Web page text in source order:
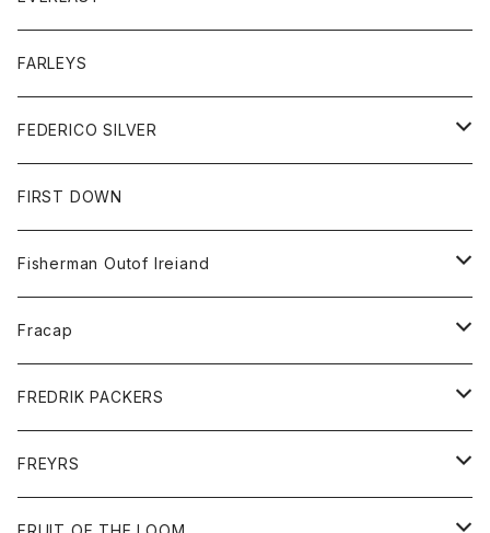
シャツ
セーター
ボトム
ショートパンツ
パンツ
レディース
コート
ジャケット
トップス
ジャケット
スエットシャツ
ボトム
スエットパンツ
グッズ
帽子
FARLEYS
FEDERICO SILVER
アクセサリー
FIRST DOWN
Fisherman Outof Ireiand
ニット
Fracap
グッズ
靴
FREDRIK PACKERS
アクセサリー
バッグ
FREYRS
サングラス